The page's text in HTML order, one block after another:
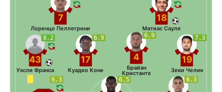
6.3 6.5 6.3
8.2
43
Уэсли Франса
6.9
17
Куадио Коне
6.9
4
Брайан
Кристанте
7.3
19
Зеки Челик
7
Лоренцо Пеллегрини
18
Матиас Сауле